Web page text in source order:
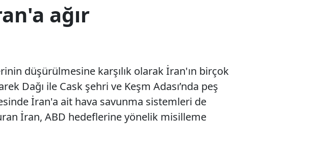
ağır
düşürülmesine karşılık olarak İran'ın birçok
Dağı ile Cask şehri ve Keşm Adası’nda peş
İran'a ait hava savunma sistemleri de
İran, ABD hedeflerine yönelik misilleme